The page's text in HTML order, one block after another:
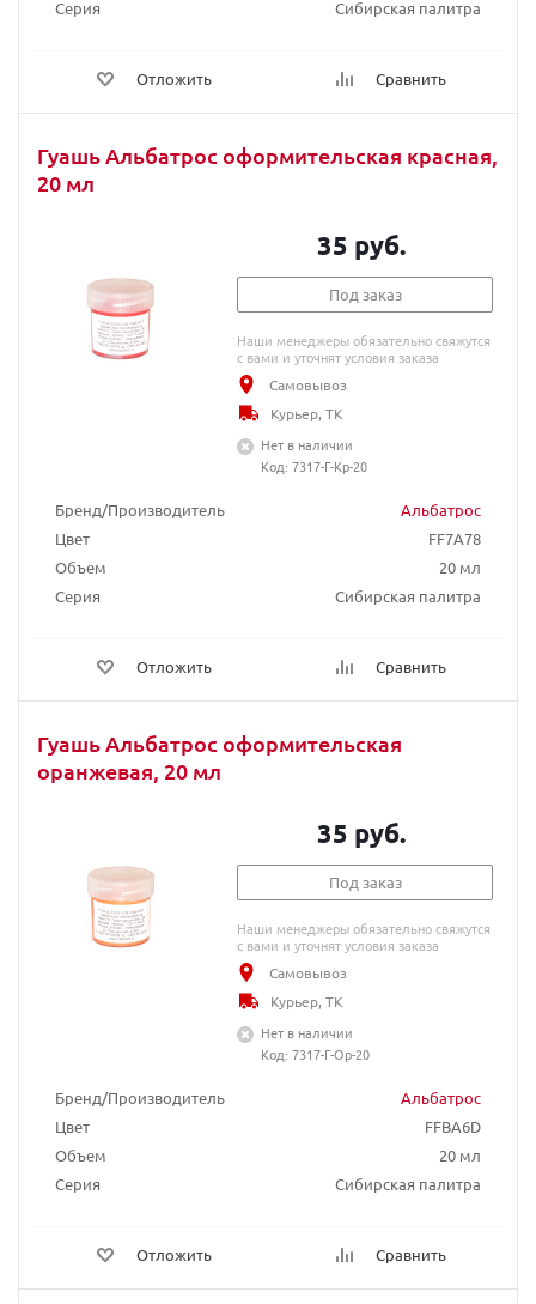
Серия Сибирская палитра
Отложить Сравнить
Гуашь Альбатрос оформительская красная,
20 мл
Бренд/Производитель
Альбатрос
Цвет
FF7A78
Объем
20 мл
Серия
Сибирская палитра
Отложить Сравнить
35 руб.
Под заказ
Наши менеджеры обязательно свяжутся
с вами и уточнят условия заказа
Самовывоз
Курьер, ТК
Нет в наличии
Код: 7317-Г-Кр-20
Гуашь Альбатрос оформительская
оранжевая, 20 мл
Бренд/Производитель
Альбатрос
Цвет
FFBA6D
Объем
20 мл
Серия
Сибирская палитра
Отложить Сравнить
35 руб.
Под заказ
Наши менеджеры обязательно свяжутся
с вами и уточнят условия заказа
Самовывоз
Курьер, ТК
Нет в наличии
Код: 7317-Г-Ор-20